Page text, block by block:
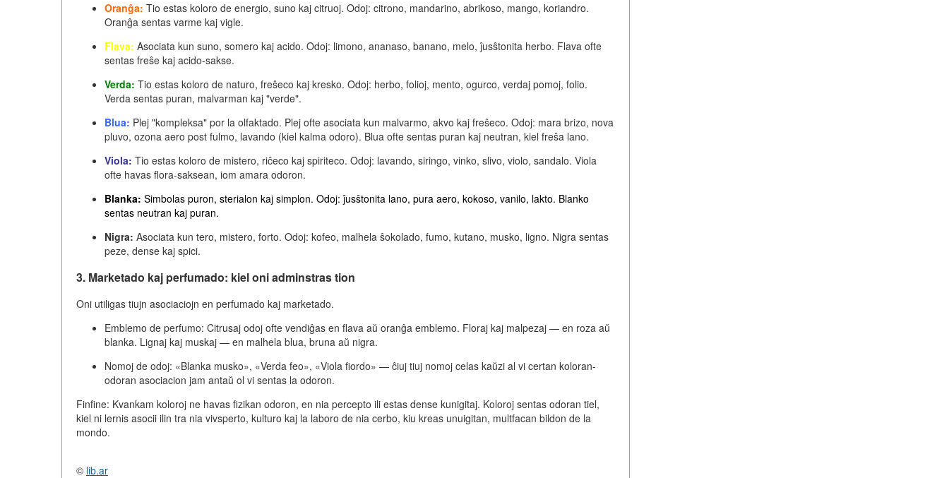
Oranĝa: Tio estas koloro de energio, suno kaj citruoj. Odoj: citrono, mandarino, abrikoso, mango, koriandro.
Oranĝa sentas varme kaj vigle.
Flava: Asociata kun suno, somero kaj acido. Odoj: limono, ananaso, banano, melo, ĵusŝtonita herbo. Flava ofte
sentas freŝe kaj acido-sakse.
Verda: Tio estas koloro de naturo, freŝeco kaj kresko. Odoj: herbo, folioj, mento, ogurco, verdaj pomoj, folio.
Verda sentas puran, malvarman kaj "verde".
Blua: Plej "kompleksa" por la olfaktado. Plej ofte asociata kun malvarmo, akvo kaj freŝeco. Odoj: mara brizo, nova
pluvo, ozona aero post fulmo, lavando (kiel kalma odoro). Blua ofte sentas puran kaj neutran, kiel freŝa lano.
Viola: Tio estas koloro de mistero, riĉeco kaj spiriteco. Odoj: lavando, siringo, vinko, slivo, violo, sandalo. Viola
ofte havas flora-saksean, iom amara odoron.
Blanka: Simbolas puron, sterialon kaj simplon. Odoj: ĵusŝtonita lano, pura aero, kokoso, vanilo, lakto. Blanko
sentas neutran kaj puran.
Nigra: Asociata kun tero, mistero, forto. Odoj: kofeo, malhela ŝokolado, fumo, kutano, musko, ligno. Nigra sentas
peze, dense kaj spici.
3. Marketado kaj perfumado: kiel oni adminstras tion
Oni utiligas tiujn asociaciojn en perfumado kaj marketado.
Emblemo de perfumo: Citrusaj odoj ofte vendiĝas en flava aŭ oranĝa emblemo. Floraj kaj malpezaj — en roza aŭ
blanka. Lignaj kaj muskaj — en malhela blua, bruna aŭ nigra.
Nomoj de odoj: «Blanka musko», «Verda feo», «Viola fiordo» — ĉiuj tiuj nomoj celas kaŭzi al vi certan koloran-
odoran asociacion jam antaŭ ol vi sentas la odoron.
Finfine: Kvankam koloroj ne havas fizikan odoron, en nia percepto ili estas dense kunigitaj. Koloroj sentas odoran tiel,
kiel ni lernis asocii ilin tra nia vivsperto, kulturo kaj la laboro de nia cerbo, kiu kreas unuigitan, multfacan bildon de la
mondo.
© lib.ar